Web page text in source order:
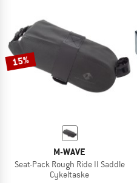
15%
M-WAVE
Seat-Pack Rough Ride II Saddle
Cykeltaske